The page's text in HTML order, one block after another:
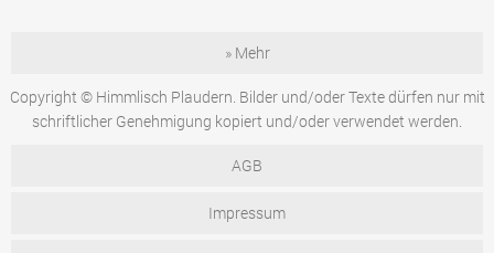
» Mehr
Copyright © Himmlisch Plaudern. Bilder und/oder Texte dürfen nur mit
schriftlicher Genehmigung kopiert und/oder verwendet werden.
AGB
Impressum